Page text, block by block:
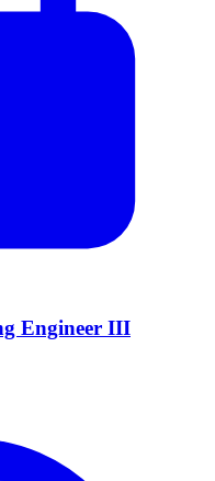
Engineer III